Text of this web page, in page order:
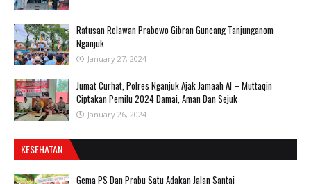
Ratusan Relawan Prabowo Gibran Guncang Tanjunganom
Nganjuk
January 27, 2024
Jumat Curhat, Polres Nganjuk Ajak Jamaah Al – Muttaqin
Ciptakan Pemilu 2024 Damai, Aman Dan Sejuk
January 26, 2024
KESEHATAN
Gema PS Dan Prabu Satu Adakan Jalan Santai